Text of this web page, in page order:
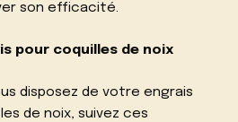
son efficacité.
pour coquilles de noix
disposez de votre engrais
de noix, suivez ces